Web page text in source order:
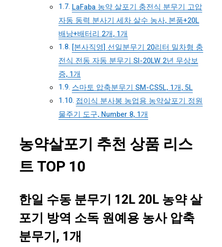
LaFaba 농약 살포기 충전식 분무기 고압
자동 동력 분사기 세차 살수 농사, 본품+20L
배낭+배터리 2개, 1개
[본사직영] 선일분무기 20리터 밀차형 충
전식 전동 자동 분무기 SI-20LW 2년 무상보
증, 1개
스마토 압축분무기 SM-CS5L, 1개, 5L
접이식 분사봉 농업용 농약살포기 정원
물주기 도구, Number 8, 1개
농약살포기 추천 상품 리스
트 TOP 10
한일 수동 분무기 12L 20L 농약 살
포기 방역 소독 원예용 농사 압축
분무기, 1개